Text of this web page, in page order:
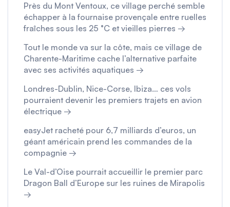
Près du Mont Ventoux, ce village perché semble
échapper à la fournaise provençale entre ruelles
fraîches sous les 25 °C et vieilles pierres →
Tout le monde va sur la côte, mais ce village de
Charente-Maritime cache l’alternative parfaite
avec ses activités aquatiques →
Londres-Dublin, Nice-Corse, Ibiza… ces vols
pourraient devenir les premiers trajets en avion
électrique →
easyJet racheté pour 6,7 milliards d’euros, un
géant américain prend les commandes de la
compagnie →
Le Val-d’Oise pourrait accueillir le premier parc
Dragon Ball d’Europe sur les ruines de Mirapolis
→